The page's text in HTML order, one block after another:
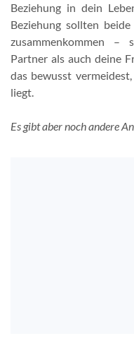
Beziehung in dein
Beziehung sollten
zusammenkommen –
Partner als auch deine
das bewusst
liegt.
Es gibt aber noch andere